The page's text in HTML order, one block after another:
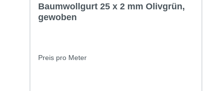
Baumwollgurt 25 x 2 mm Olivgrün,
gewoben
Preis pro Meter